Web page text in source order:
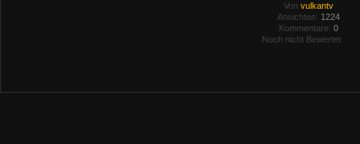
Von vulkantv
Ansichten: 1224
Kommentare: 0
Noch nicht Bewertet